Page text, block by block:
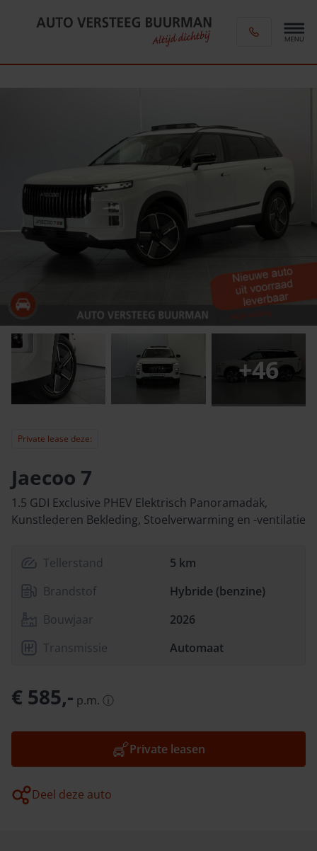
+46
Private lease deze:
Jaecoo 7
1.5 GDI Exclusive PHEV Elektrisch Panoramadak,
Kunstlederen Bekleding, Stoelverwarming en -ventilatie
Tellerstand
5 km
Brandstof
Hybride (benzine)
Bouwjaar
2026
Transmissie
Automaat
€ 585,- p.m. ⓘ
Private leasen
Deel deze auto